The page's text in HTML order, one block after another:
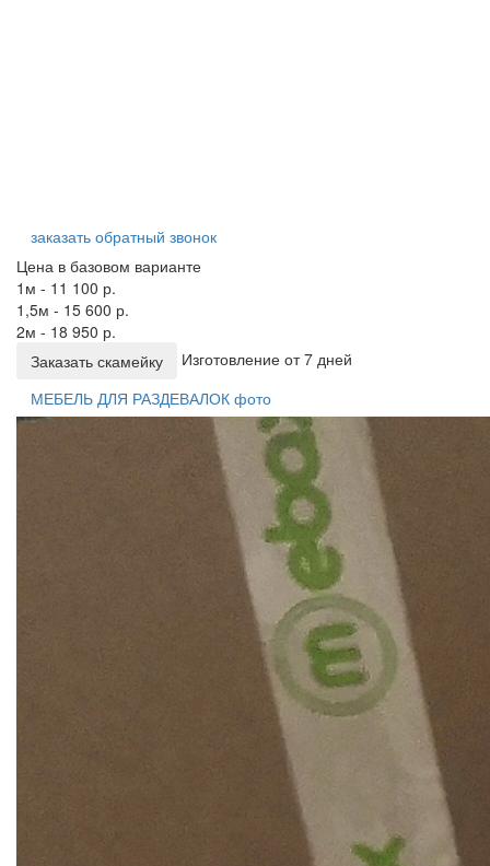
заказать обратный звонок
Цена в базовом варианте
1м - 11 100 р.
1,5м - 15 600 р.
2м - 18 950 р.
Заказать скамейку
Изготовление от 7 дней
МЕБЕЛЬ ДЛЯ РАЗДЕВАЛОК фото